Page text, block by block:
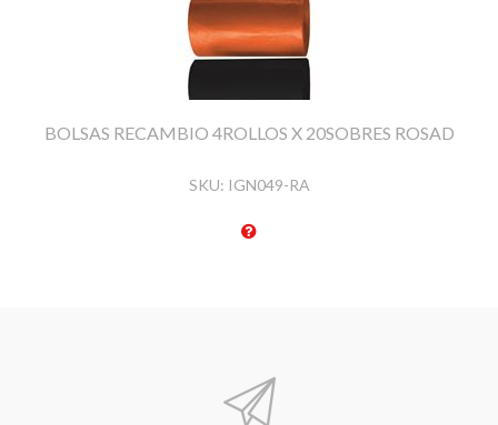
BOLSAS RECAMBIO 4ROLLOS X 20SOBRES ROSAD
SKU: IGN049-RA